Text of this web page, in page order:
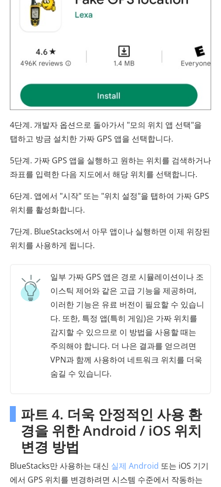
4단계. 개발자 옵션으로 돌아가서 "모의 위치 앱 선택"을
탭하고 방금 설치한 가짜 GPS 앱을 선택합니다.
5단계. 가짜 GPS 앱을 실행하고 원하는 위치를 검색하거나
좌표를 입력한 다음 지도에서 해당 위치를 선택합니다.
6단계. 앱에서 "시작" 또는 "위치 설정"을 탭하여 가짜 GPS
위치를 활성화합니다.
7단계. BlueStacks에서 아무 앱이나 실행하면 이제 위장된
위치를 사용하게 됩니다.
일부 가짜 GPS 앱은 경로 시뮬레이션이나 조
이스틱 제어와 같은 고급 기능을 제공하며,
이러한 기능은 유료 버전이 필요할 수 있습니
다. 또한, 특정 앱(특히 게임)은 가짜 위치를
감지할 수 있으므로 이 방법을 사용할 때는
주의해야 합니다. 더 나은 결과를 얻으려면
VPN과 함께 사용하여 네트워크 위치를 더욱
숨길 수 있습니다.
파트 4. 더욱 안정적인 사용 환
경을 위한 Android / iOS 위치
변경 방법
BlueStacks만 사용하는 대신 실제 Android 또는 iOS 기기
에서 GPS 위치를 변경하려면 시스템 수준에서 작동하는